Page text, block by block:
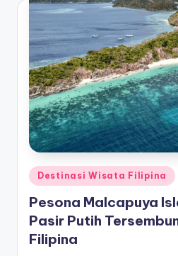
Posted
in
Destinasi Wisata Filipina
Pesona Malcapuya
Pasir Putih
Filipina